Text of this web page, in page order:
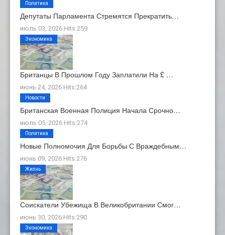
Депутаты Парламента Стремятся Прекратить…
июль 03, 2026 Hits:259
Политика
Британцы В Прошлом Году Заплатили На £ …
июнь 24, 2026 Hits:264
Экономика
Британская Военная Полиция Начала Срочно…
июль 05, 2026 Hits:274
Новости
Новые Полномочия Для Борьбы С Враждебным…
июнь 09, 2026 Hits:276
Политика
Соискатели Убежища В Великобритании Смог…
июнь 30, 2026 Hits:290
Жизнь
Экономика